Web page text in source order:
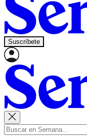
Suscríbete